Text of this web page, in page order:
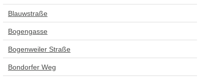
Blauwstraße
Bogengasse
Bogenweiler Straße
Bondorfer Weg